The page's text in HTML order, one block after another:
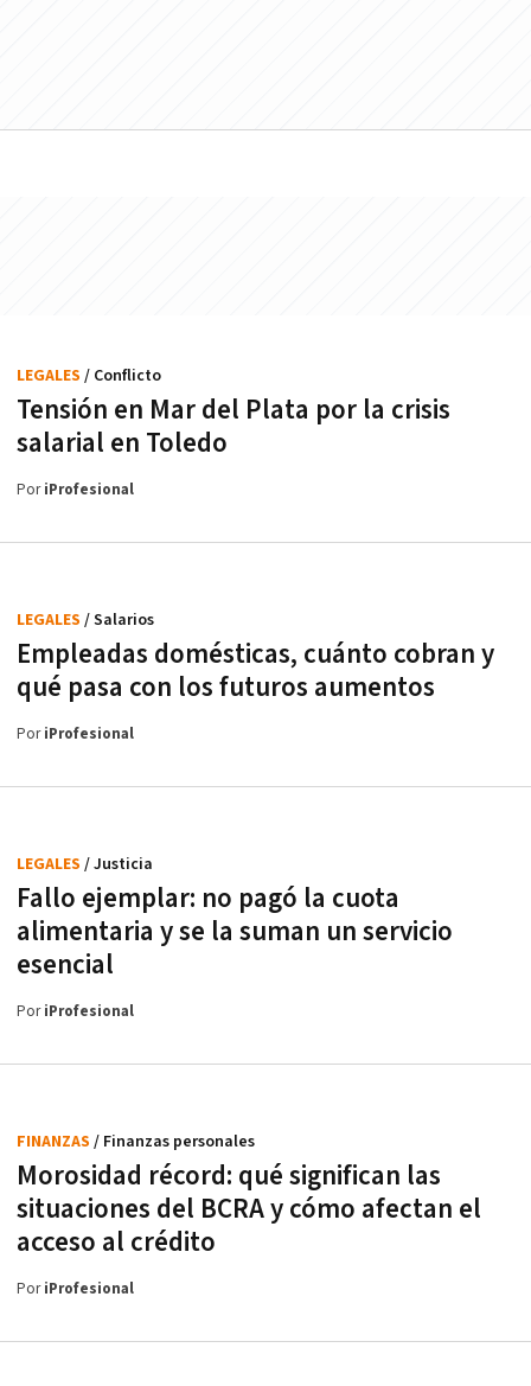
Tensión en Mar del Plata por la crisis
salarial en Toledo
LEGALES / Conflicto
PoriProfesional
Empleadas domésticas, cuánto cobran y
qué pasa con los futuros aumentos
LEGALES / Salarios
PoriProfesional
Fallo ejemplar: no pagó la cuota
alimentaria y se la suman un servicio
esencial
LEGALES / Justicia
PoriProfesional
Morosidad récord: qué significan las
situaciones del BCRA y cómo afectan el
acceso al crédito
FINANZAS / Finanzas personales
PoriProfesional